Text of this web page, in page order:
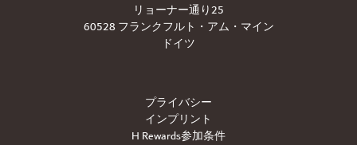
リョーナー通り25
60528 フランクフルト・アム・マイン
ドイツ
プライバシー
インプリント
H Rewards参加条件